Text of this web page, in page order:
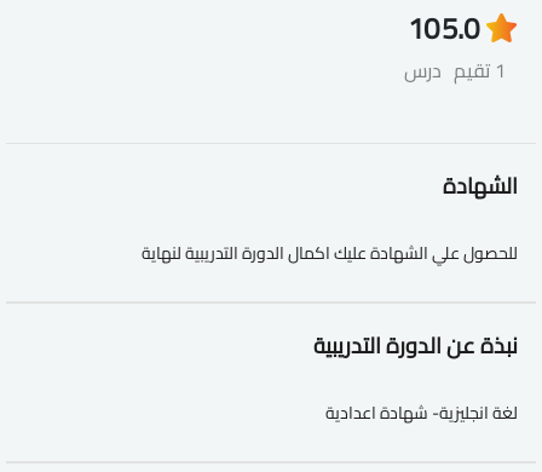
5.0
1 تقيم
10
درس
الشهادة
للحصول علي الشهادة عليك اكمال الدورة التدريبية لنهاية
نبذة عن الدورة التدريبية
لغة انجليزية- شهادة اعدادية